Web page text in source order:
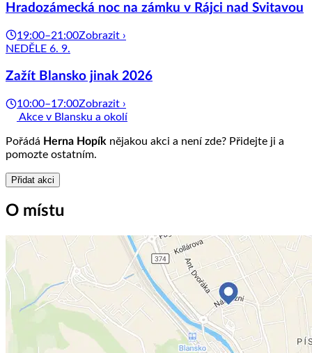
Hradozámecká noc na zámku v Rájci nad Svitavou
19:00–21:00Zobrazit ›
NEDĚLE 6. 9.
Zažít Blansko jinak 2026
10:00–17:00Zobrazit ›
Akce v Blansku a okolí
Pořádá Herna Hopík nějakou akci a není zde? Přidejte ji a
pomozte ostatním.
Přidat akci
O místu